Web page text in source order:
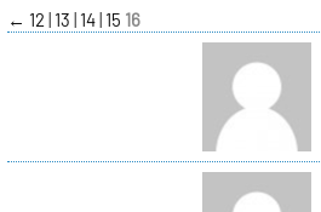
zum
Inhalt
← 12 13 14 15 16